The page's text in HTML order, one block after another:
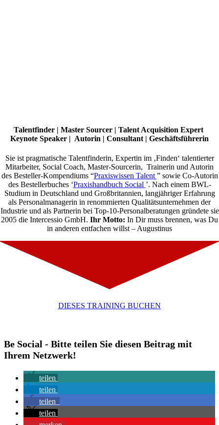
Talentfinder | Master Sourcer | Talent Acquisition Expert
Keynote Speaker | Autorin | Consultant | Geschäftsführerin
Sie ist pragmatische Talentfinderin, Expertin im ‚Finden‘ talentierter
Mitarbeiter, Social Coach, Master-Sourcerin, Trainerin und Autorin
des Besteller-Kompendiums “Praxiswissen Talent ” sowie Co-Autorin
des Bestellerbuches ‘Praxishandbuch Social ’. Nach einem BWL-
Studium in Deutschland und Großbritannien, langjähriger Erfahrung
als Personalmanagerin in renommierten Qualitätsunternehmen der
Industrie und als Partnerin bei Top-10-Personalberatungen gründete sie
2005 die Intercessio GmbH. Ihr Motto: In Dir muss brennen, was Du
in anderen entfachen willst – Augustinus
DIESES TRAINING BUCHEN
Be Social - Bitte teilen Sie diesen Beitrag mit
Ihrem Netzwerk!
teilen
teilen
teilen
teilen